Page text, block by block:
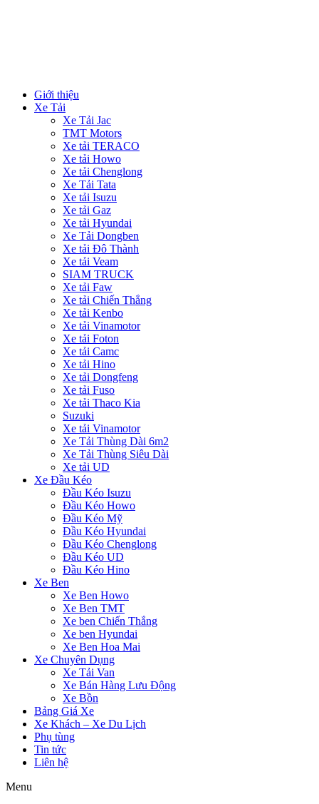
Giới thiệu
Xe Tải
Xe Tải Jac
TMT Motors
Xe tải TERACO
Xe tải Howo
Xe tải Chenglong
Xe Tải Tata
Xe tải Isuzu
Xe tải Gaz
Xe tải Hyundai
Xe Tải Dongben
Xe tải Đô Thành
Xe tải Veam
SIAM TRUCK
Xe tải Faw
Xe tải Chiến Thắng
Xe tải Kenbo
Xe tải Vinamotor
Xe tải Foton
Xe tải Camc
Xe tải Hino
Xe tải Dongfeng
Xe tải Fuso
Xe tải Thaco Kia
Suzuki
Xe tải Vinamotor
Xe Tải Thùng Dài 6m2
Xe Tải Thùng Siêu Dài
Xe tải UD
Xe Đầu Kéo
Đầu Kéo Isuzu
Đầu Kéo Howo
Đầu Kéo Mỹ
Đầu Kéo Hyundai
Đầu Kéo Chenglong
Đầu Kéo UD
Đầu Kéo Hino
Xe Ben
Xe Ben Howo
Xe Ben TMT
Xe ben Chiến Thắng
Xe ben Hyundai
Xe Ben Hoa Mai
Xe Chuyên Dụng
Xe Tải Van
Xe Bán Hàng Lưu Động
Xe Bồn
Bảng Giá Xe
Xe Khách – Xe Du Lịch
Phụ tùng
Tin tức
Liên hệ
Menu